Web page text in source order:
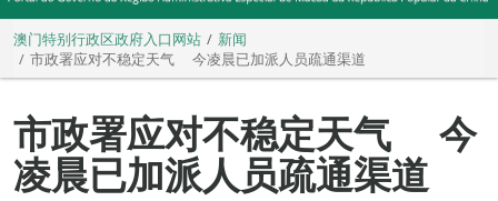
澳门特别行政区政府入口网站
新闻
市政署应对不稳定天气 今凌晨已加派人员疏通渠道
市政署应对不稳定天气 今
凌晨已加派人员疏通渠道